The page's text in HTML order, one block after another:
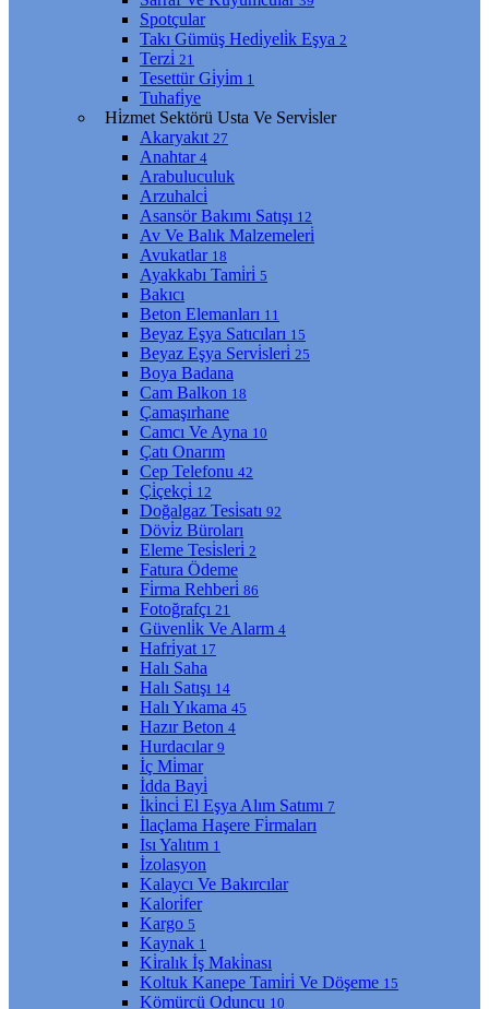
Spotçular
Takı Gümüş Hedi̇yeli̇k Eşya 2
Terzi̇ 21
Tesettür Gi̇yi̇m 1
Tuhafi̇ye
Hi̇zmet Sektörü Usta Ve Servi̇sler
Akaryakıt 27
Anahtar 4
Arabuluculuk
Arzuhalci̇
Asansör Bakımı Satışı 12
Av Ve Balık Malzemeleri̇
Avukatlar 18
Ayakkabı Tami̇ri̇ 5
Bakıcı
Beton Elemanları 11
Beyaz Eşya Satıcıları 15
Beyaz Eşya Servi̇sleri̇ 25
Boya Badana
Cam Balkon 18
Çamaşırhane
Camcı Ve Ayna 10
Çatı Onarım
Cep Telefonu 42
Çi̇çekçi̇ 12
Doğalgaz Tesi̇satı 92
Dövi̇z Büroları
Eleme Tesi̇sleri̇ 2
Fatura Ödeme
Fi̇rma Rehberi̇ 86
Fotoğrafçı 21
Güvenli̇k Ve Alarm 4
Hafri̇yat 17
Halı Saha
Halı Satışı 14
Halı Yıkama 45
Hazır Beton 4
Hurdacılar 9
İç Mi̇mar
İdda Bayi̇
İki̇nci̇ El Eşya Alım Satımı 7
İlaçlama Haşere Fi̇rmaları
Isı Yalıtım 1
İzolasyon
Kalaycı Ve Bakırcılar
Kalori̇fer
Kargo 5
Kaynak 1
Ki̇ralık İş Maki̇nası
Koltuk Kanepe Tami̇ri̇ Ve Döşeme 15
Kömürcü Oduncu 10